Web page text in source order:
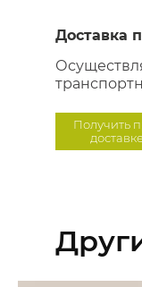
Доставка
Получить